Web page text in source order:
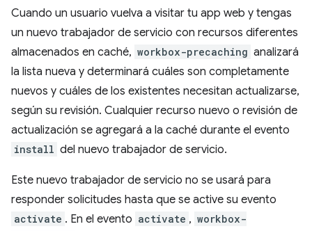
Cuando un usuario vuelva a visitar tu app web y tengas
un nuevo trabajador de servicio con recursos diferentes
almacenados en caché, workbox-precaching analizará
la lista nueva y determinará cuáles son completamente
nuevos y cuáles de los existentes necesitan actualizarse,
según su revisión. Cualquier recurso nuevo o revisión de
actualización se agregará a la caché durante el evento
install del nuevo trabajador de servicio.
Este nuevo trabajador de servicio no se usará para
responder solicitudes hasta que se active su evento
activate . En el evento activate , workbox-